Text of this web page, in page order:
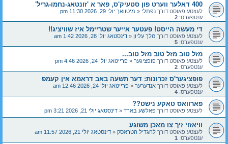
400 דאלער ווערט פון סטעיק'ס, פאר א 'זונטאג-נחמו-גריל'
לעצטע פאוסט דורך נפתלי « מיטוואך יולי 29, 2026 11:30 pm
ענטפערס: 2
די מעשה הייסט! פעטער אייער שטריימל איז שוויציג!!
לעצטע פאוסט דורך מלך עליון « דינסטאג יולי 28, 2026 1:42 am
ענטפערס: 5
מזל טוב מזל טוב מזל טוב...
לעצטע פאוסט דורך פופציגער « פרייטאג יולי 24, 2026 4:46 pm
ענטפערס: 2
פופציגער'ס זכרונות: דער תשעה באב דראמא אין קעמפ
לעצטע פאוסט דורך אנדערער « פרייטאג יולי 24, 2026 12:46 am
ענטפערס: 4
פארוואס טאקע נישט??
לעצטע פאוסט דורך פאלשע בארד « דינסטאג יולי 21, 2026 3:21 pm
וויאזוי זיך צו מאכן משוגע
לעצטע פאוסט דורך להגדיל הטראסק « דינסטאג יולי 21, 2026 11:57 am
ענטפערס: 1